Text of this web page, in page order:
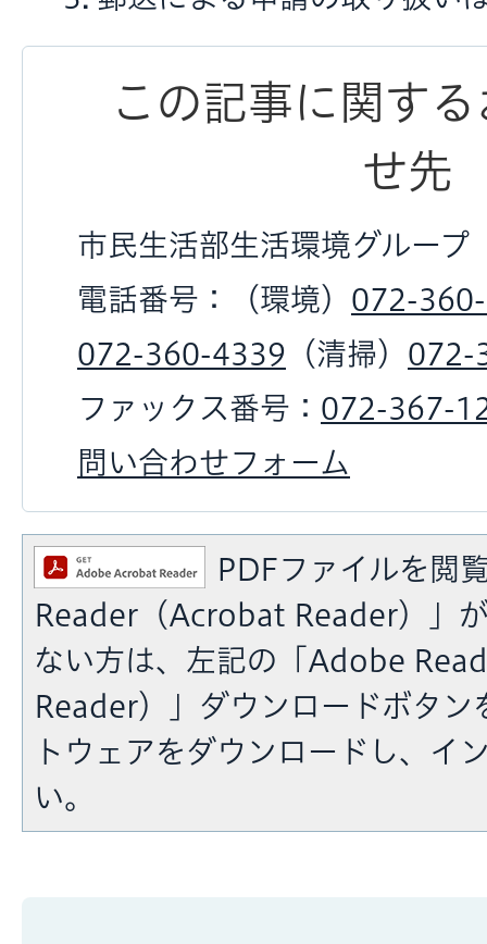
この記事に関す
せ先
市民生活部生活環境グループ
電話番号：（環境） 072-
072-360-4339 （清掃） 072-
ファックス番号： 072-367-
問い合わせフォーム
PDFファイルを閲
Reader（Acrobat Reader）」
ない方は、左記の「Adobe
Reader）」ダウンロードボタン
トウェアをダウンロードし、イ
い。